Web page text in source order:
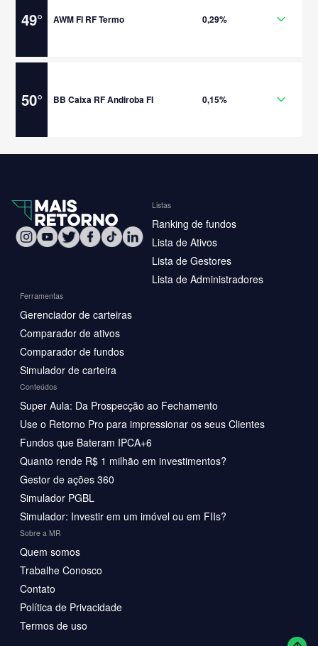
49° AWM FI RF Termo 0,29%
50° BB Caixa RF Andiroba FI 0,15%
Listas
Ranking de fundos
Lista de Ativos
Lista de Gestores
Lista de Administradores
Ferramentas
Gerenciador de carteiras
Comparador de ativos
Comparador de fundos
Simulador de carteira
Conteúdos
Super Aula: Da Prospecção ao Fechamento
Use o Retorno Pro para impressionar os seus Clientes
Fundos que Bateram IPCA+6
Quanto rende R$ 1 milhão em investimentos?
Gestor de ações 360
Simulador PGBL
Simulador: Investir em um imóvel ou em FIIs?
Sobre a MR
Quem somos
Trabalhe Conosco
Contato
Política de Privacidade
Termos de uso